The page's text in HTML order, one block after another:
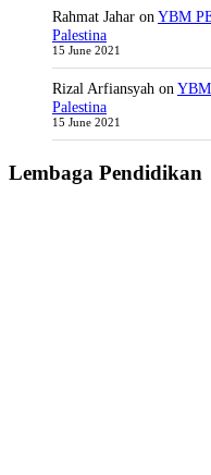
Rahmat Jahar onYBM
Palestina
15 June 2021
Rizal Arfiansyah on
Palestina
15 June 2021
Lembaga Pendidikan